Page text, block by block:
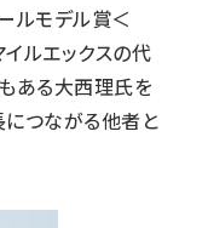
ルモデル賞＜
イルエックスの代
ある大西理氏を
につながる他者と